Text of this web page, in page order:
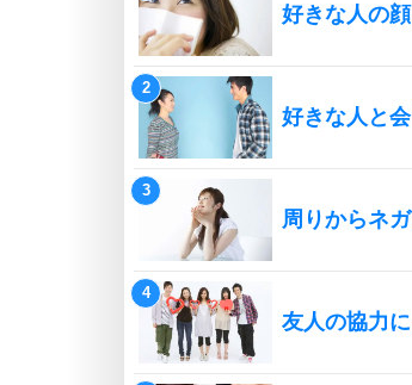
好きな人の
好きな人と
周りからネ
友人の協力